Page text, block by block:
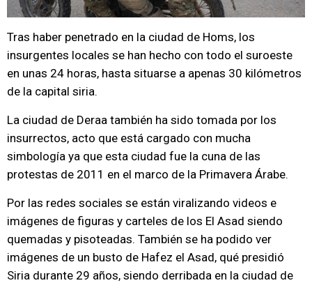
Tras haber penetrado en la ciudad de Homs, los
insurgentes locales se han hecho con todo el suroeste
en unas 24 horas, hasta situarse a apenas 30 kilómetros
de la capital siria.
La ciudad de Deraa también ha sido tomada por los
insurrectos, acto que está cargado con mucha
simbología ya que esta ciudad fue la cuna de las
protestas de 2011 en el marco de la Primavera Árabe.
Por las redes sociales se están viralizando videos e
imágenes de figuras y carteles de los El Asad siendo
quemadas y pisoteadas. También se ha podido ver
imágenes de un busto de Hafez el Asad, qué presidió
Siria durante 29 años, siendo derribada en la ciudad de